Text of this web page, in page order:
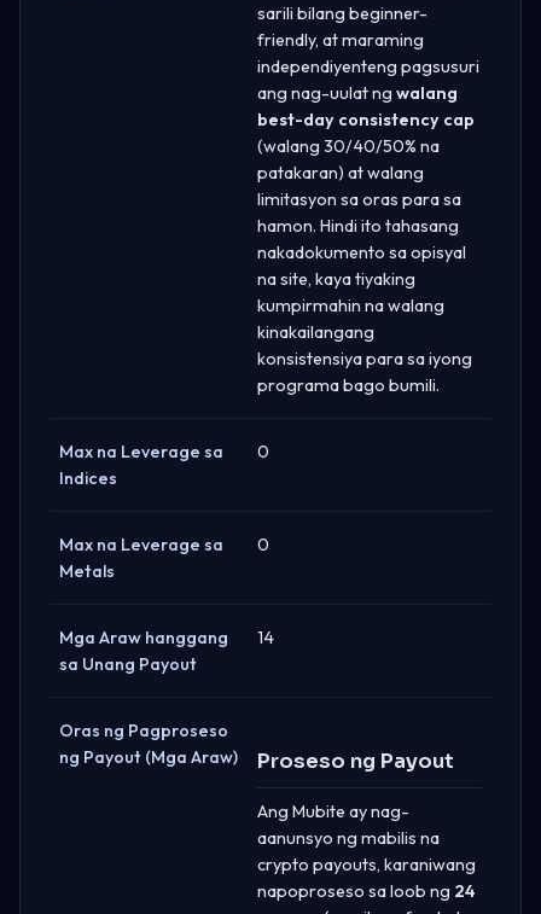
sarili bilang beginner-
friendly, at maraming
independiyenteng pagsusuri
ang nag-uulat ng walang
best-day consistency cap
(walang 30/40/50% na
patakaran) at walang
limitasyon sa oras para sa
hamon. Hindi ito tahasang
nakadokumento sa opisyal
na site, kaya tiyaking
kumpirmahin na walang
kinakailangang
konsistensiya para sa iyong
programa bago bumili.
Max na Leverage sa
Indices
0
Max na Leverage sa
Metals
0
Mga Araw hanggang
sa Unang Payout
14
Oras ng Pagproseso
ng Payout (Mga Araw)
Proseso ng Payout
Ang Mubite ay nag-
aanunsyo ng mabilis na
crypto payouts, karaniwang
napoproseso sa loob ng 24